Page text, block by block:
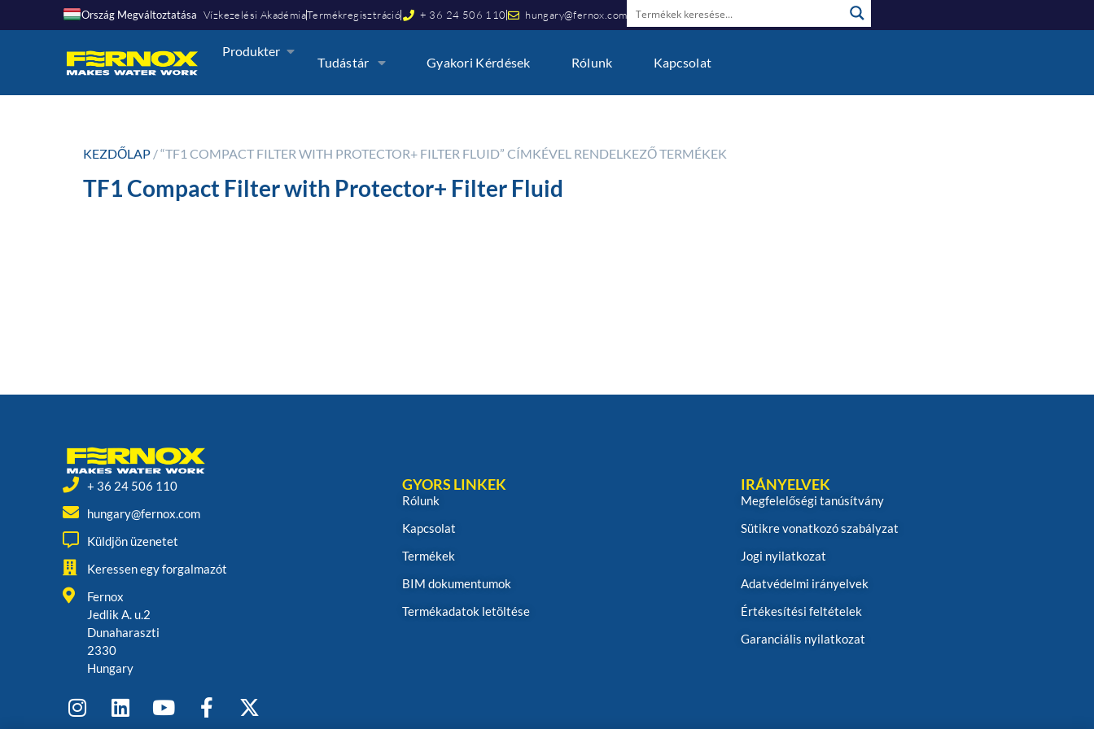
Ország Megváltoztatása Vízkezelési AkadémiaTermékregisztráció + 36 24 506 110 hungary@fernox.com
Produkter
Tudástár Gyakori Kérdések Rólunk Kapcsolat
KEZDŐLAP / “TF1 COMPACT FILTER WITH PROTECTOR+ FILTER FLUID” CÍMKÉVEL RENDELKEZŐ TERMÉKEK
TF1 Compact Filter with Protector+ Filter Fluid
+ 36 24 506 110
hungary@fernox.com
Küldjön üzenetet
Keressen egy forgalmazót
Fernox
Jedlik A. u.2
Dunaharaszti
2330
Hungary
GYORS LINKEK
Rólunk
Kapcsolat
Termékek
BIM dokumentumok
Termékadatok letöltése
IRÁNYELVEK
Megfelelőségi tanúsítvány
Sütikre vonatkozó szabályzat
Jogi nyilatkozat
Adatvédelmi irányelvek
Értékesítési feltételek
Garanciális nyilatkozat